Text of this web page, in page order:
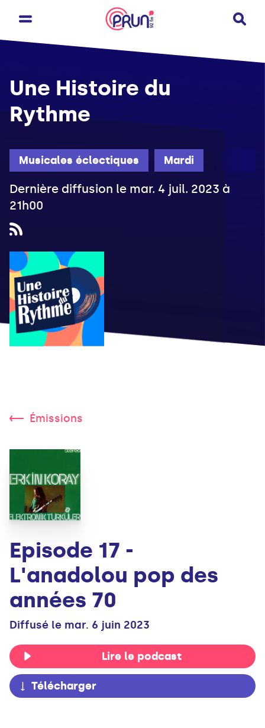
Musicales éclectiques Mardi
Une Histoire du
Rythme
Dernière diffusion le mar. 4 juil. 2023 à
21h00
Émissions
Episode 17 -
L'anadolou pop des
années 70
Diffusé le mar. 6 juin 2023
Lire le podcast
Télécharger